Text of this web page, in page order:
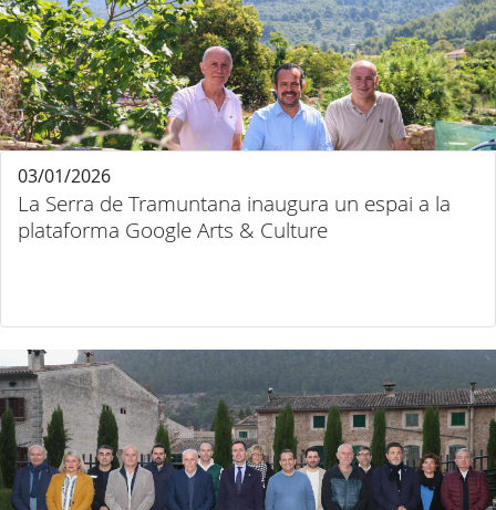
La Serra de Tramuntana inaugura un espai a la
plataforma Google Arts & Culture
03/01/2026